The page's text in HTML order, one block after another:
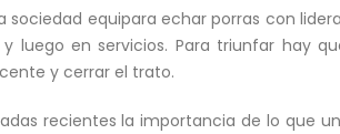
sociedad equipara echar porras con
y luego en servicios. Para triunfar hay
y cerrar el trato.
recientes la importancia de lo que